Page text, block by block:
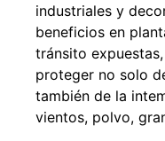
industriales y
beneficios en
tránsito
proteger no solo
también de la
vientos, polvo,